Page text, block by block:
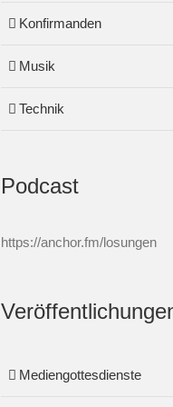
Konfirmanden
Musik
Technik
Podcast
https://anchor.fm/losungen
Mediengottesdienste